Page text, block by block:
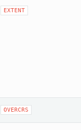
EXTENT
OVERCRS